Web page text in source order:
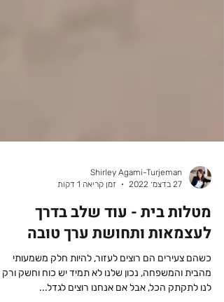
Shirley Agami-Turjeman
27 בדצמ׳ 2022
זמן קריאה 1 דקות
מטלות בית - עוד שלב בדרך
לעצמאות ותחושת ערך טובה